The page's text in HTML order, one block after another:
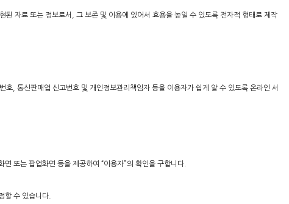
된 자료 또는 정보로서, 그 보존 및 이용에 있어서 효용을 높일 수 있도록 전자적 형태로 제작
, 통신판매업 신고번호 및 개인정보관리책임자 등을 이용자가 쉽게 알 수 있도록 온라인 서
또는 팝업화면 등을 제공하여 “이용자”의 확인을 구합니다.
할 수 있습니다.